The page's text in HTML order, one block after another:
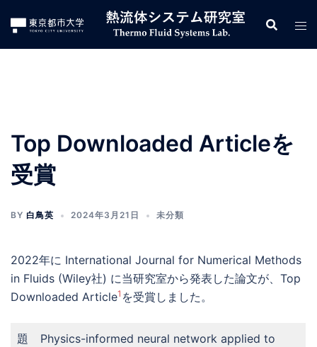
テ
Top Downloaded Articleを
受賞
BY 白鳥英 2024年3月21日 未分類
2022年に International Journal for Numerical Methods
in Fluids (Wiley社) に当研究室から発表した論文が、Top
Downloaded Article1 を受賞しました。
題
Physics-informed neural network applied to